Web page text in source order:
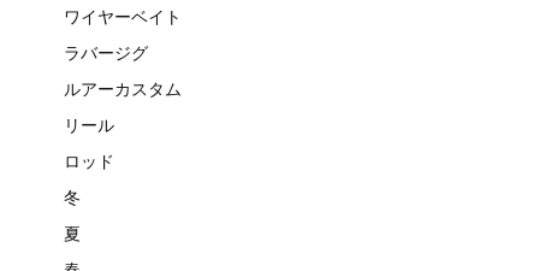
ワイヤーベイト
ラバージグ
ルアーカスタム
リール
ロッド
冬
夏